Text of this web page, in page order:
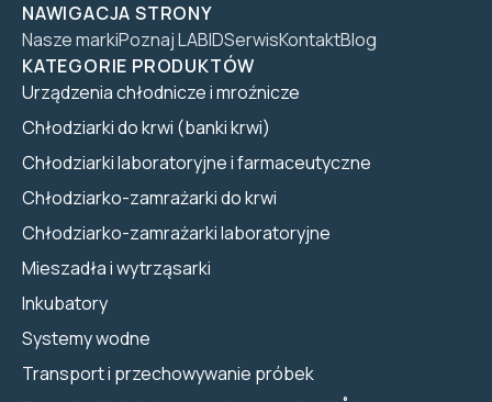
NAWIGACJA STRONY
Nasze markiPoznaj LABIDSerwisKontaktBlog
KATEGORIE PRODUKTÓW
Urządzenia chłodnicze i mroźnicze
Chłodziarki do krwi (banki krwi)
Chłodziarki laboratoryjne i farmaceutyczne
Chłodziarko-zamrażarki do krwi
Chłodziarko-zamrażarki laboratoryjne
Mieszadła i wytrząsarki
Inkubatory
Systemy wodne
Transport i przechowywanie próbek